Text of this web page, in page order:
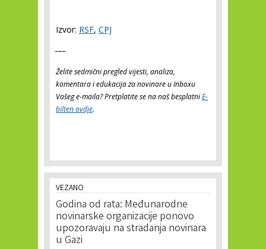
Izvor: RSF, CPJ
Želite sedmični pregled vijesti, analiza,
komentara i edukacija za novinare u Inboxu
Vašeg e-maila? Pretplatite se na naš besplatniE-
bilten ovdje.
VEZANO
Godina od rata: Međunarodne
novinarske organizacije ponovo
upozoravaju na stradanja novinara
u Gazi